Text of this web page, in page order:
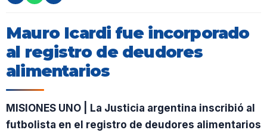
Mauro Icardi fue incorporado
al registro de deudores
alimentarios
MISIONES UNO | La Justicia argentina inscribió al
futbolista en el registro de deudores alimentarios